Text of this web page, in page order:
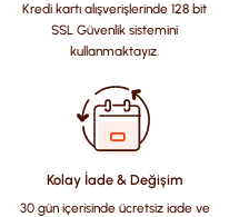
görüntülenemiyor.
bulunuyor.
olmalı.
Kredi kartı alışverişlerinde 128 bit
SSL Güvenlik sistemini
kullanmaktayız.
Kolay İade & Değişim
30 gün içerisinde ücretsiz iade ve